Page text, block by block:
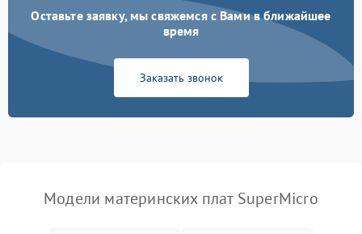
Оставьте заявку, мы свяжемся с Вами в ближайшее
время
Заказать звонок
Модели материнских плат SuperMicro